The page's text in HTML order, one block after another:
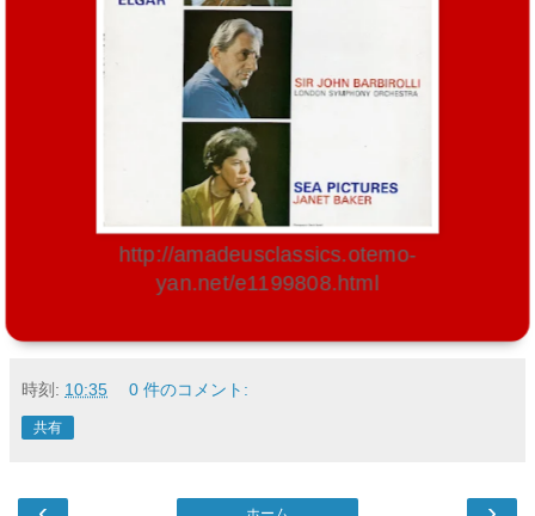
http://amadeusclassics.otemo-
yan.net/e1199808.html
時刻: 10:35 0 件のコメント:
共有